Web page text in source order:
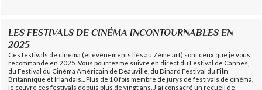
LES FESTIVALS DE CINÉMA INCONTOURNABLES EN
2025
Ces festivals de cinéma (et évènements liés au 7ème art) sont ceux que je vous
recommande en 2025. Vous pourrez me suivre en direct du Festival de Cannes,
du Festival du Cinéma Américain de Deauville, du Dinard Festival du Film
Britannique et Irlandais... Plus de 10 fois membre de jurys de festivals de cinéma,
je couvre ces festivals depuis plus de vingt ans. J'ai consacré un recueil de